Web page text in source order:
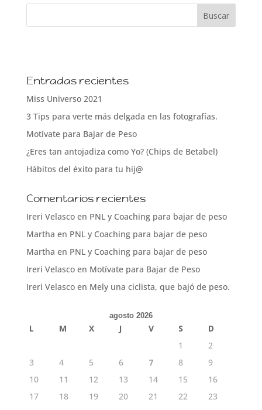
Entradas recientes
Miss Universo 2021
3 Tips para verte más delgada en las fotografías.
Motívate para Bajar de Peso
¿Eres tan antojadiza como Yo? (Chips de Betabel)
Hábitos del éxito para tu hij@
Comentarios recientes
Ireri Velascoen PNL y Coaching para bajar de peso
Martha en PNL y Coaching para bajar de peso
Martha en PNL y Coaching para bajar de peso
Ireri Velascoen Motívate para Bajar de Peso
Ireri Velascoen Mely una ciclista, que bajó de peso.
agosto 2026
L M X J V S
D
1
2
3
4 5 6 7 8
9
10
11 12 13 14 15
16
17
18 19 20 21 22
23